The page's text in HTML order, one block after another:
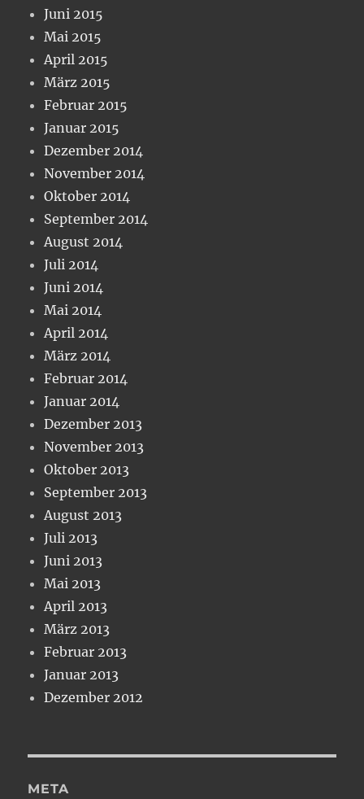
Juni 2015
Mai 2015
April 2015
März 2015
Februar 2015
Januar 2015
Dezember 2014
November 2014
Oktober 2014
September 2014
August 2014
Juli 2014
Juni 2014
Mai 2014
April 2014
März 2014
Februar 2014
Januar 2014
Dezember 2013
November 2013
Oktober 2013
September 2013
August 2013
Juli 2013
Juni 2013
Mai 2013
April 2013
März 2013
Februar 2013
Januar 2013
Dezember 2012
META